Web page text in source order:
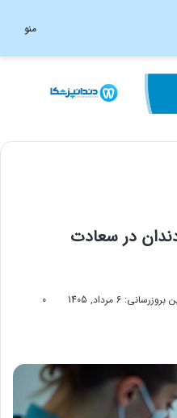
منو
دندان در سعادت
6 مرداد, 1405
0